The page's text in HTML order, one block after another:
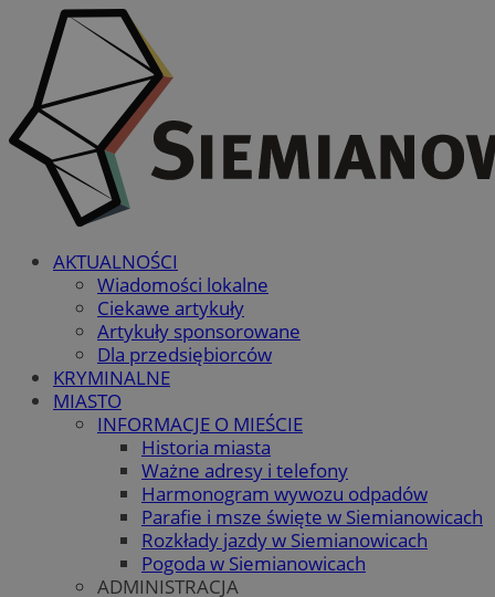
AKTUALNOŚCI
Wiadomości lokalne
Ciekawe artykuły
Artykuły sponsorowane
Dla przedsiębiorców
KRYMINALNE
MIASTO
INFORMACJE O MIEŚCIE
Historia miasta
Ważne adresy i telefony
Harmonogram wywozu odpadów
Parafie i msze święte w Siemianowicach
Rozkłady jazdy w Siemianowicach
Pogoda w Siemianowicach
ADMINISTRACJA